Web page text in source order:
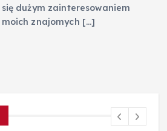
się dużym zainteresowaniem
moich znajomych […]